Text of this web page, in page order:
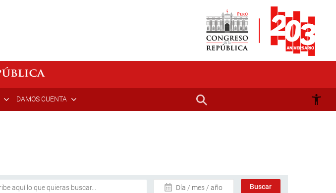
DAMOS CUENTA
Día / mes / año